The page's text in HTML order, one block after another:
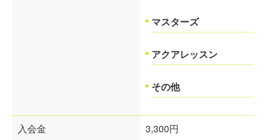
マスターズ
アクアレッスン
その他
入会金 3,300円